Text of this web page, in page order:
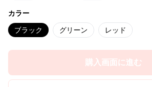
カラー
ブラック グリーン レッド
購入画面に進む